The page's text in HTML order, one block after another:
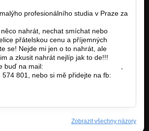
profesionálního studia v Praze za
nahrát, nechat smíchat nebo
přátelskou cenu a příjemných
se! Nejde mi jen o to nahrát, ale
a zkusit nahrát nejlíp jak to de!!!
buď na mail:
574 801, nebo si mě přidejte na fb:
Zobrazit všechny názory